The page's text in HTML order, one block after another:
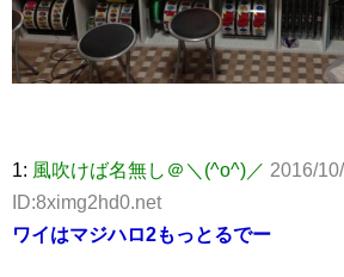
1: 風吹けば名無し＠＼(^o^)／ 2016/
ID:8ximg2hd0.net
ワイはマジハロ2もっとるでー